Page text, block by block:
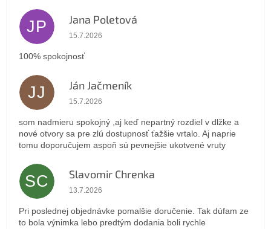
JP Jana Poletová
Hodnotenie obchodu je 5 z 5 hviezdičiek.
15.7.2026
100% spokojnosť
JJ Ján Jačmeník
Hodnotenie obchodu je 5 z 5 hviezdičiek.
15.7.2026
som nadmieru spokojný ,aj keď nepartný rozdiel v dlžke a
nové otvory sa pre zlú dostupnosť ťažšie vrtalo. Aj naprie
tomu doporučujem aspoň sú pevnejšie ukotvené vruty
SC Slavomir Chrenka
Hodnotenie obchodu je 5 z 5 hviezdičiek.
13.7.2026
Pri poslednej objednávke pomalšie doručenie. Tak dúfam ze
to bola výnimka lebo predtým dodania boli rychle